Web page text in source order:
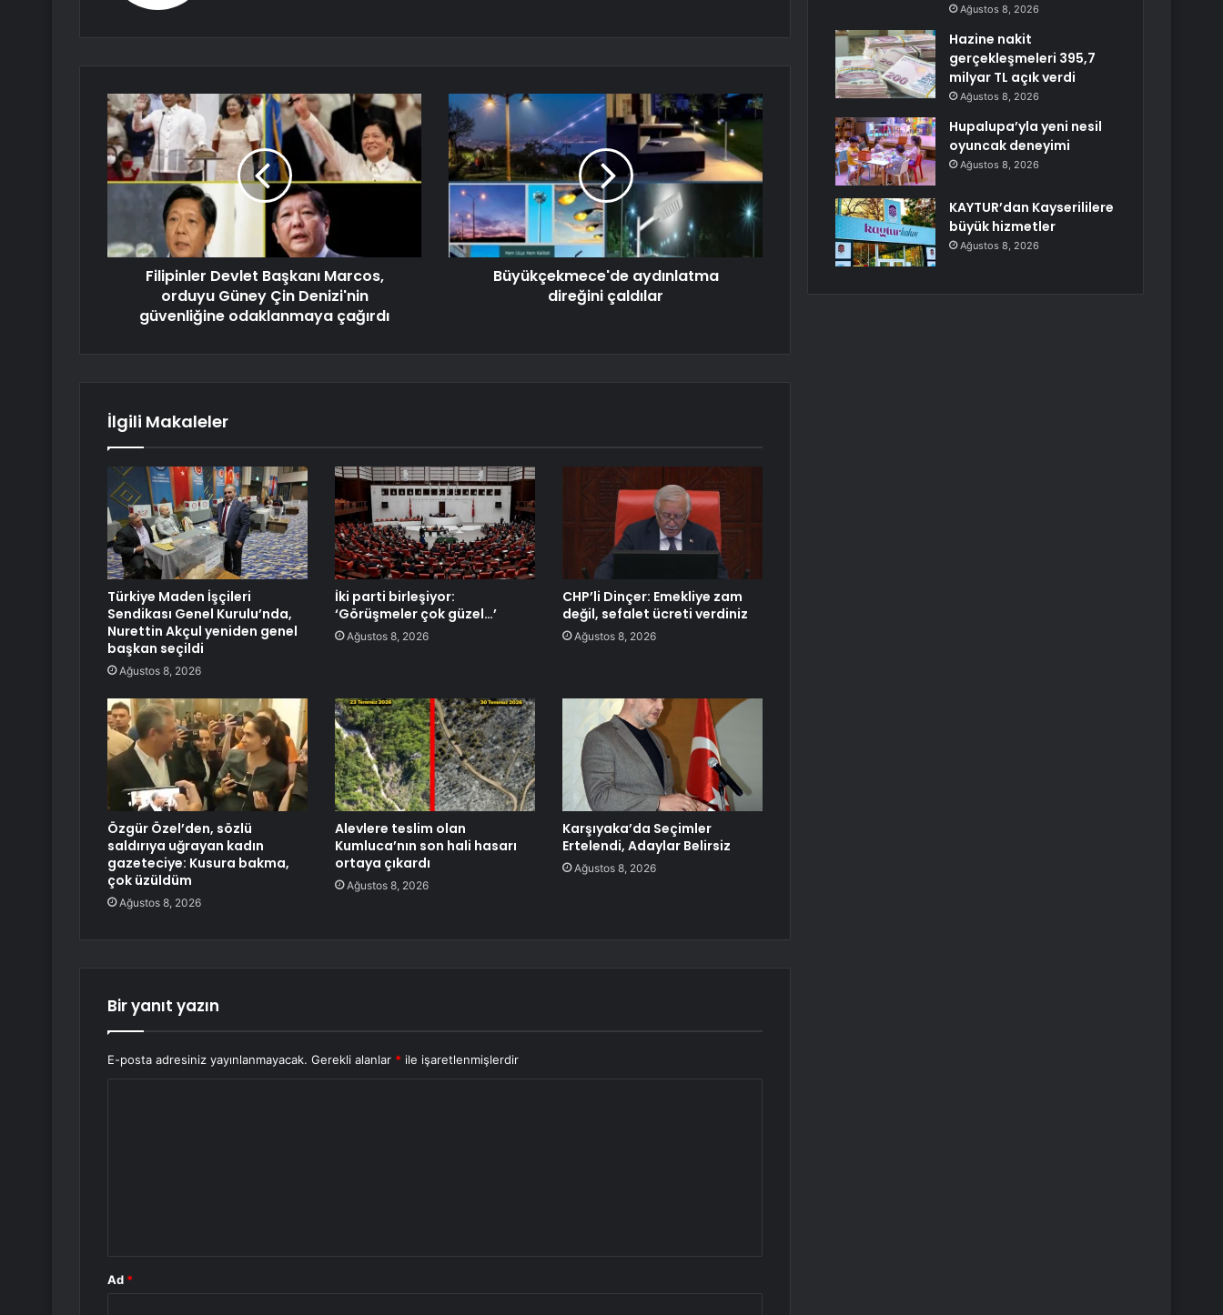
Filipinler Devlet Başkanı Marcos,
orduyu Güney Çin Denizi'nin
güvenliğine odaklanmaya çağırdı
Büyükçekmece'de aydınlatma
direğini çaldılar
İlgili Makaleler
Türkiye Maden İşçileri
Sendikası Genel Kurulu’nda,
Nurettin Akçul yeniden genel
başkan seçildi
Ağustos 8, 2026
İki parti birleşiyor:
‘Görüşmeler çok güzel…’
Ağustos 8, 2026
CHP’li Dinçer: Emekliye zam
değil, sefalet ücreti verdiniz
Ağustos 8, 2026
Özgür Özel’den, sözlü
saldırıya uğrayan kadın
gazeteciye: Kusura bakma,
çok üzüldüm
Ağustos 8, 2026
Alevlere teslim olan
Kumluca’nın son hali hasarı
ortaya çıkardı
Ağustos 8, 2026
Karşıyaka’da Seçimler
Ertelendi, Adaylar Belirsiz
Ağustos 8, 2026
Bir yanıt yazın
E-posta adresiniz yayınlanmayacak. Gerekli alanlar * ile işaretlenmişlerdir
Ad *
Ağustos 8, 2026
Hazine nakit
gerçekleşmeleri 395,7
milyar TL açık verdi
Ağustos 8, 2026
Hupalupa’yla yeni nesil
oyuncak deneyimi
Ağustos 8, 2026
KAYTUR’dan Kayserililere
büyük hizmetler
Ağustos 8, 2026